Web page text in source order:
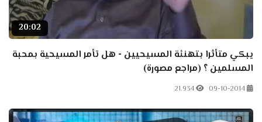
20:02
يبكي متأثرا بتهنئة المسيحيين - هل تأمر المسيحية بمحبة
المسلمين ؟ (مراجع مصورة)
09-10-2014
21.934